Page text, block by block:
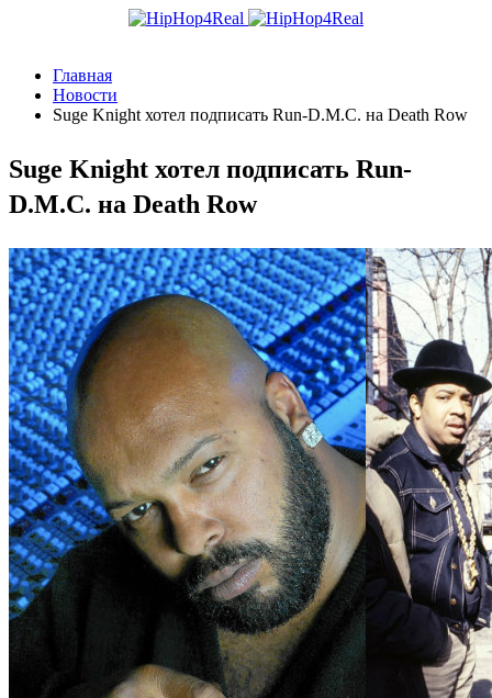
Главная
Новости
Suge Knight хотел подписать Run-D.M.C. на Death Row
Suge Knight хотел подписать Run-
D.M.C. на Death Row